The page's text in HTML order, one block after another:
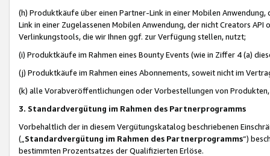
(h) Produktkäufe über einen Partner-Link in einer Mobilen
Link in einer Zugelassenen Mobilen Anwendung, der nicht Creators
Verlinkungstools, die wir Ihnen ggf. zur Verfügung stellen, nutzt;
(i) Produktkäufe im Rahmen eines Bounty Events (wie in Ziffer 4 (a)
(j) Produktkäufe im Rahmen eines Abonnements, soweit nicht im
(k) alle Vorabveröffentlichungen oder Vorbestellungen von
3. Standardvergütung im Rahmen des Partnerprogramms
Vorbehaltlich der in diesem Vergütungskatalog beschriebenen
(„ Standardvergütung im Rahmen des Partnerprogramms“)
bestimmten Prozentsatzes der Qualifizierten Erlöse.